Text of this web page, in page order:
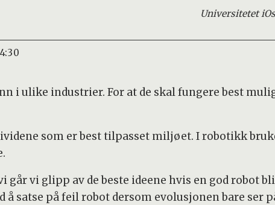
Universitetet i
i ulike industrier. For at de skal fungere best
som er best tilpasset miljøet. I robotikk
går vi glipp av de beste ideene hvis en god robot
å satse på feil robot dersom evolusjonen bare ser